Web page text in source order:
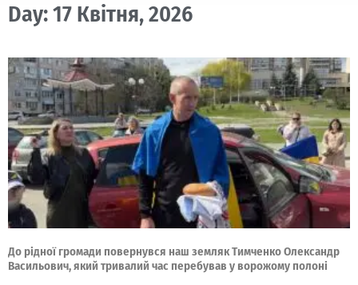
Day: 17 Квітня, 2026
До рідної громади повернувся наш земляк Тимченко Олександр
Васильович, який тривалий час перебував у ворожому полоні